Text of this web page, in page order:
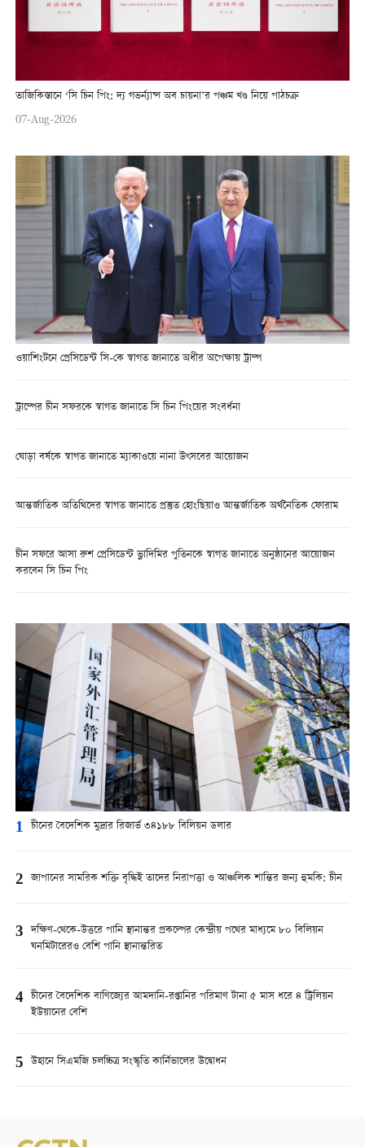
তাজিকিস্তানে ‘সি চিন পিং: দ্য গভর্ন্যান্স অব চায়না’র পঞ্চম খণ্ড নিয়ে পাঠচক্র
07-Aug-2026
ওয়াশিংটনে প্রেসিডেন্ট সি-কে স্বাগত জানাতে অধীর অপেক্ষায় ট্রাম্প
ট্রাম্পের চীন সফরকে স্বাগত জানাতে সি চিন পিংয়ের সংবর্ধনা
ঘোড়া বর্ষকে স্বাগত জানাতে ম্যাকাওয়ে নানা উৎসবের আয়োজন
আন্তর্জাতিক অতিথিদের স্বাগত জানাতে প্রস্তুত হোংছিয়াও আন্তর্জাতিক অর্থনৈতিক ফোরাম
চীন সফরে আসা রুশ প্রেসিডেন্ট ভ্লাদিমির পুতিনকে স্বাগত জানাতে অনুষ্ঠানের আয়োজন
1 চীনের বৈদেশিক মুদ্রার রিজার্ভ ৩৪১৮৮ বিলিয়ন ডলার
2 জাপানের সামরিক শক্তি বৃদ্ধিই তাদের নিরাপত্তা ও আঞ্চলিক শান্তির জন্য হুমকি: চীন
3 দক্ষিণ-থেকে-উত্তরে পানি স্থানান্তর প্রকল্পের কেন্দ্রীয় পথের মাধ্যমে ৮০ বিলিয়ন
ঘনমিটারেরও বেশি পানি স্থানান্তরিত
4 চীনের বৈদেশিক বাণিজ্যের আমদানি-রপ্তানির পরিমাণ টানা ৫ মাস ধরে ৪ ট্রিলিয়ন
ইউয়ানের বেশি
5 উহানে সিএমজি চলচ্চিত্র সংস্কৃতি কার্নিভালের উদ্বোধন